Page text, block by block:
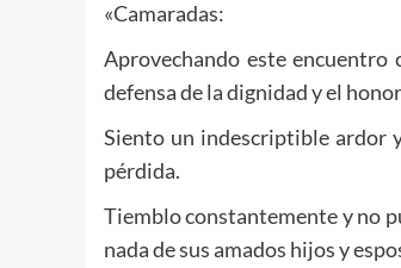
«Camaradas:
Aprovechando este
defensa de la dignidad y el
Siento un indescriptible ardor
pérdida.
Tiemblo constantemente y no
nada de sus amados hijos y